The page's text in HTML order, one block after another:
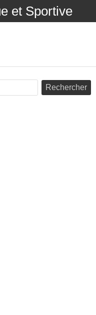
et Sportive
Rechercher